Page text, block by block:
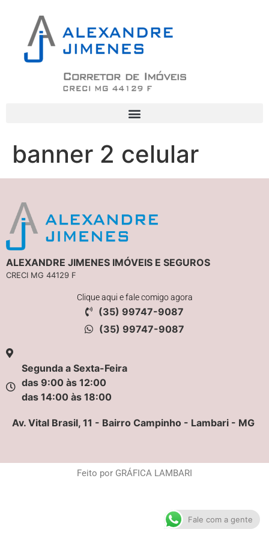
banner 2 celular
ALEXANDRE JIMENES IMÓVEIS E SEGUROS
CRECI MG 44129 F
Clique aqui e fale comigo agora
(35) 99747-9087
(35) 99747-9087
Segunda a Sexta-Feira
das 9:00 às 12:00
das 14:00 às 18:00
Av. Vital Brasil, 11 - Bairro Campinho - Lambari - MG
Feito por GRÁFICA LAMBARI
Fale com a gente